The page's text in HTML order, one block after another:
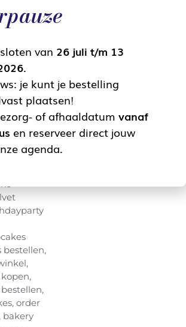
van 26 juli t/m 13
.
je kunt je bestelling
plaatsen!
of afhaaldatum vanaf
en reserveer direct jouw
agenda.